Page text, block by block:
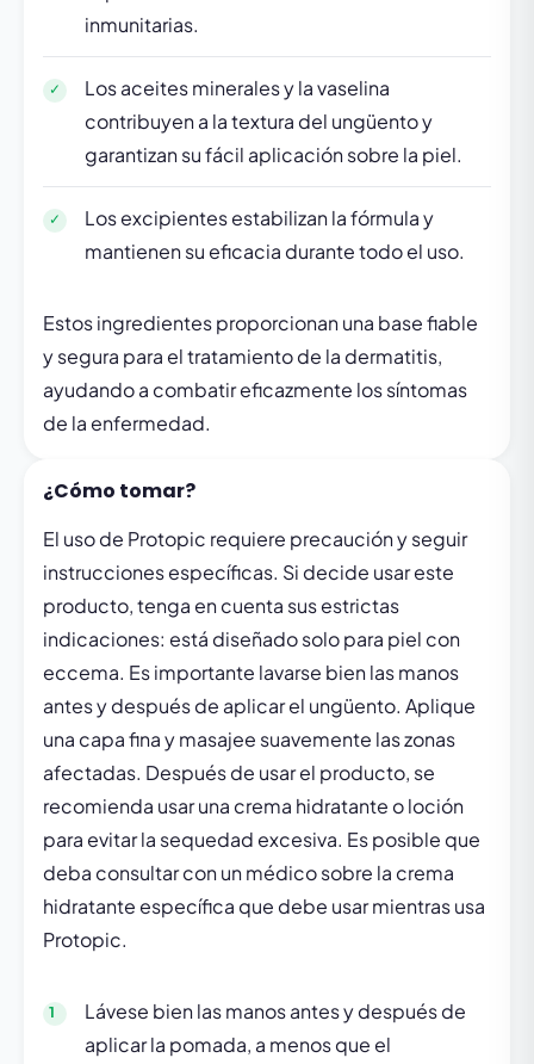
inmunitarias.
Los aceites minerales y la vaselina
contribuyen a la textura del ungüento y
garantizan su fácil aplicación sobre la piel.
Los excipientes estabilizan la fórmula y
mantienen su eficacia durante todo el uso.
Estos ingredientes proporcionan una base fiable
y segura para el tratamiento de la dermatitis,
ayudando a combatir eficazmente los síntomas
de la enfermedad.
¿Cómo tomar?
El uso de Protopic requiere precaución y seguir
instrucciones específicas. Si decide usar este
producto, tenga en cuenta sus estrictas
indicaciones: está diseñado solo para piel con
eccema. Es importante lavarse bien las manos
antes y después de aplicar el ungüento. Aplique
una capa fina y masajee suavemente las zonas
afectadas. Después de usar el producto, se
recomienda usar una crema hidratante o loción
para evitar la sequedad excesiva. Es posible que
deba consultar con un médico sobre la crema
hidratante específica que debe usar mientras usa
Protopic.
Lávese bien las manos antes y después de
aplicar la pomada, a menos que el